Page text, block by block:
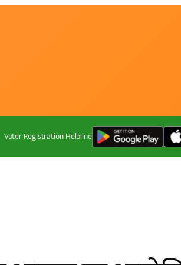
Voter Registration Helpline